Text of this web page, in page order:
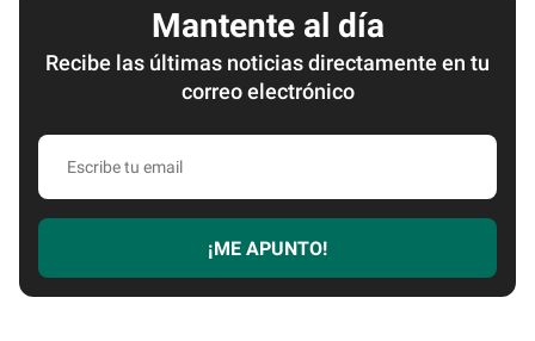
Mantente al día
Recibe las últimas noticias directamente en tu
correo electrónico
Escribe
email
¡ME APUNTO!